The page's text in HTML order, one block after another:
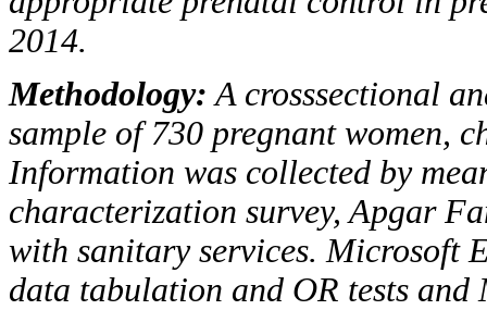
2014.
Methodology: A crosssectional
sample of 730 pregnant women,
Information was collected by
characterization survey, Apgar
with sanitary services. Microsoft
data tabulation and OR tests